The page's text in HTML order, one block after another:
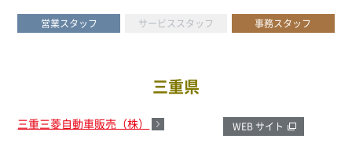
営業スタッフ サービススタッフ 事務スタッフ
三重県
三重三菱自動車販売（株） WEB サイト